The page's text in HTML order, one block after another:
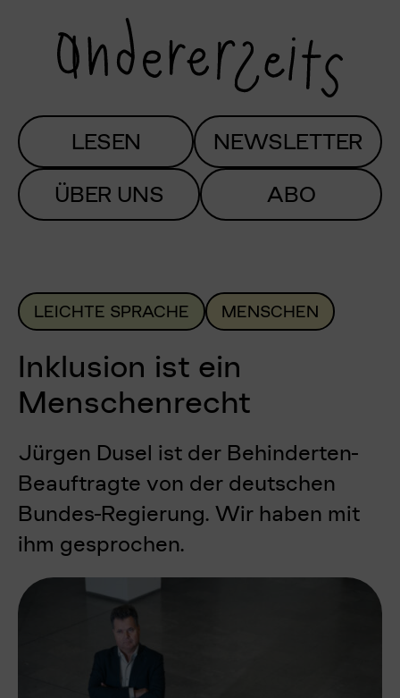
LESEN
NEWSLETTER
ÜBER UNS
ABO
LEICHTE SPRACHE MENSCHEN
Inklusion ist ein
Menschenrecht
Jürgen Dusel ist der Behinderten-
Beauftragte von der deutschen
Bundes-Regierung. Wir haben mit
ihm gesprochen.